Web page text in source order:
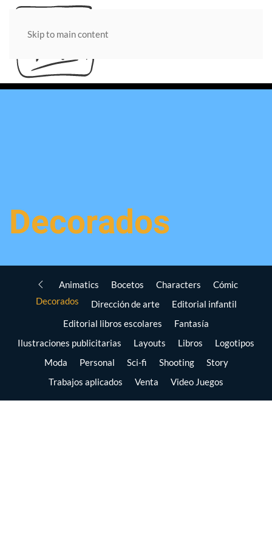
Skip to main content
Decorados
Animatics Bocetos Characters
Cómic
Decorados
Dirección de arte
Editorial infantil
Editorial libros escolares
Fantasía
Ilustraciones publicitarias
Layouts Libros
Logotipos
Moda
Personal Sci-fi Shooting
Story
Trabajos aplicados
Venta Video Juegos